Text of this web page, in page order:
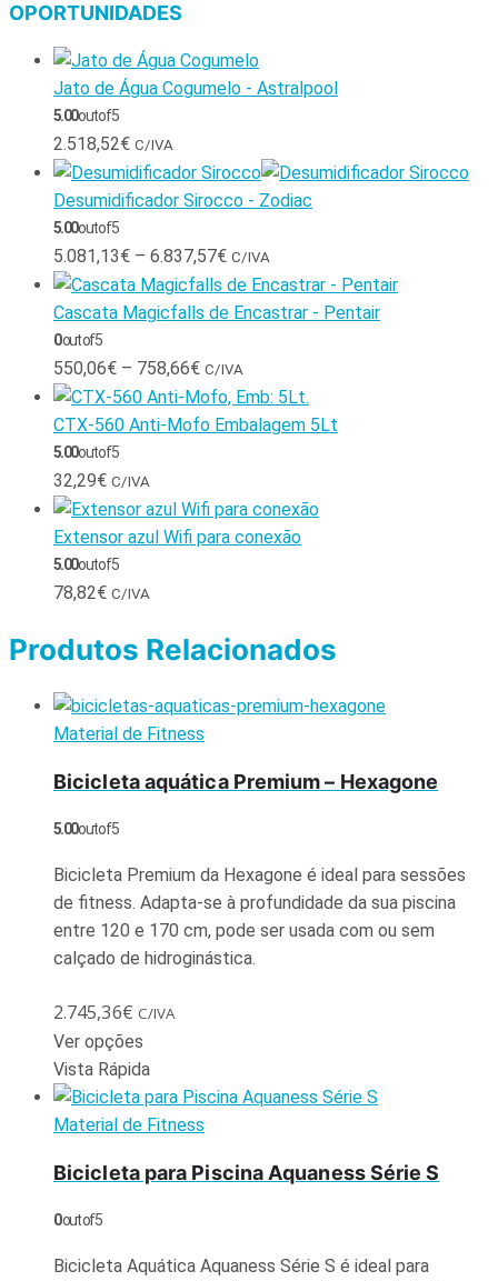
OPORTUNIDADES
Jato de Água Cogumelo - Astralpool
5.00out of 5
2.518,52€ C/IVA
Desumidificador Sirocco - Zodiac
5.00out of 5
5.081,13€ – 6.837,57€ C/IVA
Cascata Magicfalls de Encastrar - Pentair
0out of 5
550,06€ – 758,66€ C/IVA
CTX-560 Anti-Mofo Embalagem 5Lt
5.00out of 5
32,29€ C/IVA
Extensor azul Wifi para conexão
5.00out of 5
78,82€ C/IVA
Produtos Relacionados
Material de Fitness
Bicicleta aquática Premium – Hexagone
5.00out of 5
Bicicleta Premium da Hexagone é ideal para sessões
de fitness. Adapta-se à profundidade da sua piscina
entre 120 e 170 cm, pode ser usada com ou sem
calçado de hidroginástica.
2.745,36€ C/IVA
Ver opções
Vista Rápida
Material de Fitness
Bicicleta para Piscina Aquaness Série S
0out of 5
Bicicleta Aquática Aquaness Série S é ideal para